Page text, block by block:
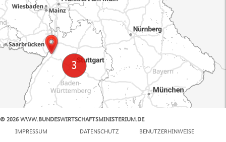
© 2026 WWW.BUNDESWIRTSCHAFTSMINISTERIUM.DE
IMPRESSUM
DATENSCHUTZ BENUTZERHINWEISE